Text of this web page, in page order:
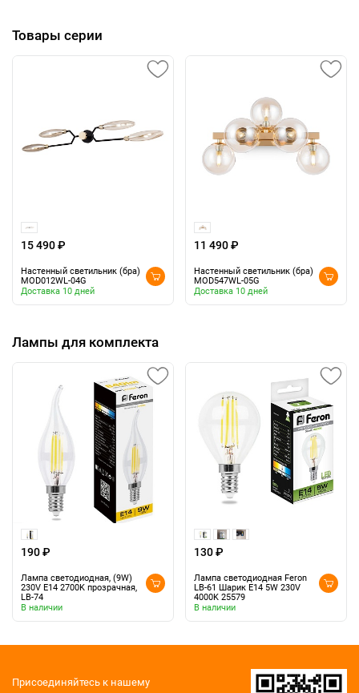
Товары серии
15 490 ₽
Настенный светильник (бра)
MOD012WL-04G
Доставка 10 дней
11 490 ₽
Настенный светильник (бра)
MOD547WL-05G
Доставка 10 дней
Лампы для комплекта
190 ₽
Лампа светодиодная, (9W)
230V E14 2700K прозрачная,
LB-74
В наличии
130 ₽
Лампа светодиодная Feron
LB-61 Шарик E14 5W 230V
4000K 25579
В наличии
Присоединяйтесь к нашему